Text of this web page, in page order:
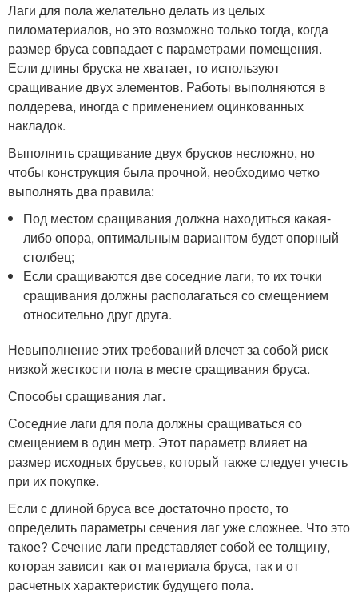
Лаги для пола желательно делать из целых
пиломатериалов, но это возможно только тогда, когда
размер бруса совпадает с параметрами помещения.
Если длины бруска не хватает, то используют
сращивание двух элементов. Работы выполняются в
полдерева, иногда с применением оцинкованных
накладок.
Выполнить сращивание двух брусков несложно, но
чтобы конструкция была прочной, необходимо четко
выполнять два правила:
Под местом сращивания должна находиться какая-
либо опора, оптимальным вариантом будет опорный
столбец;
Если сращиваются две соседние лаги, то их точки
сращивания должны располагаться со смещением
относительно друг друга.
Невыполнение этих требований влечет за собой риск
низкой жесткости пола в месте сращивания бруса.
Способы сращивания лаг.
Соседние лаги для пола должны сращиваться со
смещением в один метр. Этот параметр влияет на
размер исходных брусьев, который также следует учесть
при их покупке.
Если с длиной бруса все достаточно просто, то
определить параметры сечения лаг уже сложнее. Что это
такое? Сечение лаги представляет собой ее толщину,
которая зависит как от материала бруса, так и от
расчетных характеристик будущего пола.